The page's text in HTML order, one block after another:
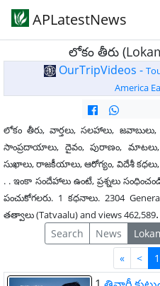
APLatestNews
లోకం తీరు
OurTripVideos -
America
లోకం తీరు, వార్తలు, సలహాలు,
సాంప్రదాయాలు, దైవం, పురాణం, మాటలు,
సుఖాలు, రాజకీయాలు, ఆరోగ్యం, విదేశీ
. . ఇంకా సందేహాలు ఉంటే, ప్రశ్నలు
పంచుకోగలరు. 1 కధనాలు. 2304
తత్వాలు (Tatvaalu) and views 462,589.
Search News
«First
< 1